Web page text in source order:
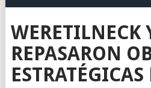
WERETILNECK
REPASARON